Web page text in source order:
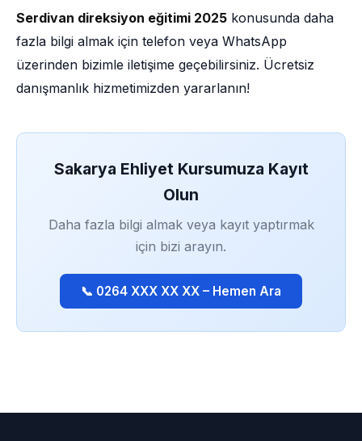
Serdivan direksiyon eğitimi 2025 konusunda daha
fazla bilgi almak için telefon veya WhatsApp
üzerinden bizimle iletişime geçebilirsiniz. Ücretsiz
danışmanlık hizmetimizden yararlanın!
Sakarya Ehliyet Kursumuza Kayıt
Olun
Daha fazla bilgi almak veya kayıt yaptırmak
için bizi arayın.
📞 0264 XXX XX XX – Hemen Ara